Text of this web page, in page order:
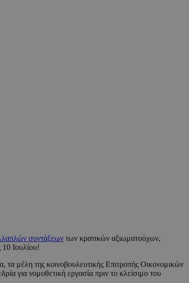
συντάξεων των κρατικών αξιωματούχων,
10 Ιουλίου!
μέλη της κοινοβουλευτικής Επιτροπής Οικονομικών
για νομοθετική εργασία πριν το κλείσιμο του